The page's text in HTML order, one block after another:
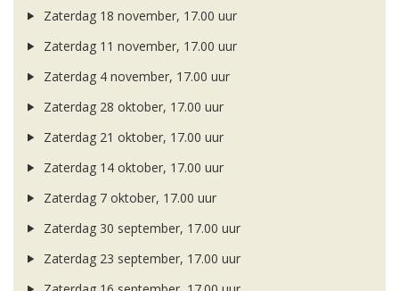
Zaterdag 18 november, 17.00 uur
Zaterdag 11 november, 17.00 uur
Zaterdag 4 november, 17.00 uur
Zaterdag 28 oktober, 17.00 uur
Zaterdag 21 oktober, 17.00 uur
Zaterdag 14 oktober, 17.00 uur
Zaterdag 7 oktober, 17.00 uur
Zaterdag 30 september, 17.00 uur
Zaterdag 23 september, 17.00 uur